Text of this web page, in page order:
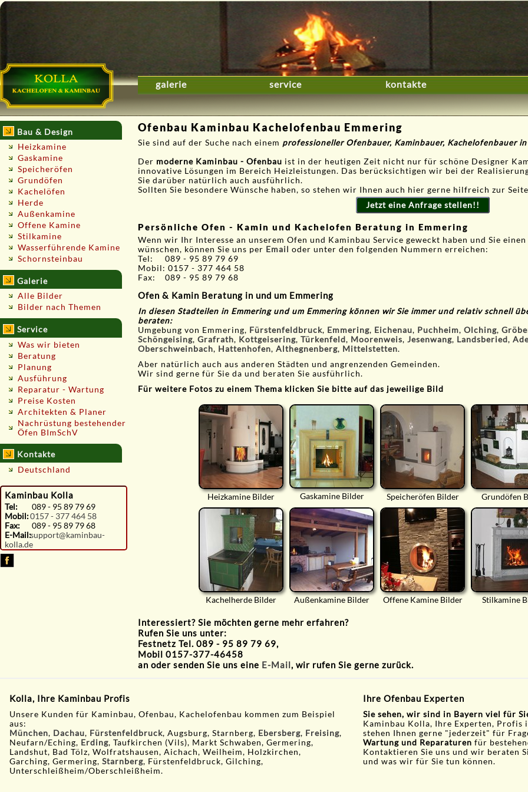
galerie service kontakte
Bau & Design
Heizkamine
Gaskamine
Speicheröfen
Grundöfen
Kachelöfen
Herde
Außenkamine
Offene Kamine
Stilkamine
Wasserführende Kamine
Schornsteinbau
Galerie
Alle Bilder
Bilder nach Themen
Service
Was wir bieten
Beratung
Planung
Ausführung
Reparatur - Wartung
Preise Kosten
Architekten & Planer
Nachrüstung bestehender
Öfen BImSchV
Kontakte
Deutschland
Kaminbau Kolla
Tel:
089 - 95 89 79 69
Mobil:0157 - 377 464 58
Fax:
089 - 95 89 79 68
E-Mail:support@kaminbau-
kolla.de
Ofenbau Kaminbau Kachelofenbau Emmering
Sie sind auf der Suche nach einem professioneller Ofenbauer, Kaminbauer, Kachelofenbauer
Der moderne Kaminbau - Ofenbau ist in der heutigen Zeit nicht nur für schöne Designer
innovative Lösungen im Bereich Heizleistungen. Das berücksichtigen wir bei der
Sie darüber natürlich auch ausführlich.
Sollten Sie besondere Wünsche haben, so stehen wir Ihnen auch hier gerne hilfreich zur
Jetzt eine Anfrage stellen!!
Persönliche Ofen - Kamin und Kachelofen Beratung in Emmering
Wenn wir Ihr Interesse an unserem Ofen und Kaminbau Service geweckt haben und Sie
wünschen, können Sie uns per Email oder unter den folgenden Nummern erreichen:
Tel: 089 - 95 89 79 69
Mobil: 0157 - 377 464 58
Fax: 089 - 95 89 79 68
Ofen & Kamin Beratung in und um Emmering
In diesen Stadteilen in Emmering und um Emmering können wir Sie immer und relativ schnell
beraten:
Umgebung von Emmering, Fürstenfeldbruck, Emmering, Eichenau, Puchheim, Olching,
Schöngeising, Grafrath, Kottgeisering, Türkenfeld, Moorenweis, Jesenwang, Landsberied,
Oberschweinbach, Hattenhofen, Althegnenberg, Mittelstetten.
Aber natürlich auch aus anderen Städten und angrenzenden Gemeinden.
Wir sind gerne für Sie da und beraten Sie ausführlich.
Für weitere Fotos zu einem Thema klicken Sie bitte auf das jeweilige Bild
Heizkamine Bilder Gaskamine Bilder Speicheröfen Bilder Grundöfen
Kachelherde Bilder Außenkamine Bilder Offene Kamine Bilder Stilkamine
Interessiert? Sie möchten gerne mehr erfahren?
Rufen Sie uns unter:
Festnetz Tel. 089 - 95 89 79 69,
Mobil 0157-377-46458
an oder senden Sie uns eine E-Mail, wir rufen Sie gerne zurück.
Kolla, Ihre Kaminbau Profis
Unsere Kunden für Kaminbau, Ofenbau, Kachelofenbau kommen zum Beispiel
aus:
München, Dachau, Fürstenfeldbruck, Augsburg, Starnberg, Ebersberg, Freising,
Neufarn/Eching, Erding, Taufkirchen (Vils), Markt Schwaben, Germering,
Landshut, Bad Tölz, Wolfratshausen, Aichach, Weilheim, Holzkirchen,
Garching, Germering,Starnberg, Fürstenfeldbruck, Gilching,
Unterschleißheim/Oberschleißheim.
Ihre Ofenbau Experten
Sie sehen, wir sind in Bayern viel für
Kaminbau Kolla, Ihre Experten, Profis
stehen Ihnen gerne "jederzeit" für
Wartung und Reparaturen für
Kontaktieren Sie uns und wir beraten
und was wir für Sie tun können.